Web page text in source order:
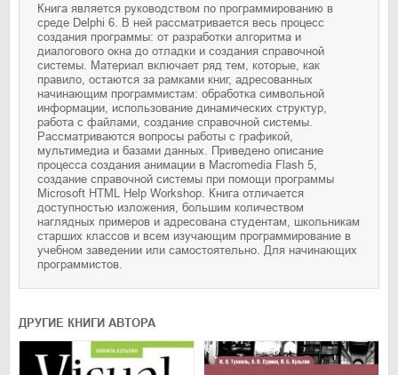
Книга является руководством по программированию в
среде Delphi 6. В ней рассматривается весь процесс
создания программы: от разработки алгоритма и
диалогового окна до отладки и создания справочной
системы. Материал включает ряд тем, которые, как
правило, остаются за рамками книг, адресованных
начинающим программистам: обработка символьной
информации, использование динамических структур,
работа с файлами, создание справочной системы.
Рассматриваются вопросы работы с графикой,
мультимедиа и базами данных. Приведено описание
процесса создания анимации в Macromedia Flash 5,
создание справочной системы при помощи программы
Microsoft HTML Help Workshop. Книга отличается
доступностью изложения, большим количеством
наглядных примеров и адресована студентам, школьникам
старших классов и всем изучающим программирование в
учебном заведении или самостоятельно. Для начинающих
программистов.
ДРУГИЕ КНИГИ АВТОРА